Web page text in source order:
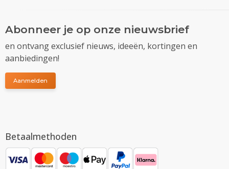
Abonneer je op onze nieuwsbrief
en ontvang exclusief nieuws, ideeën, kortingen en
aanbiedingen!
Aanmelden
Betaalmethoden